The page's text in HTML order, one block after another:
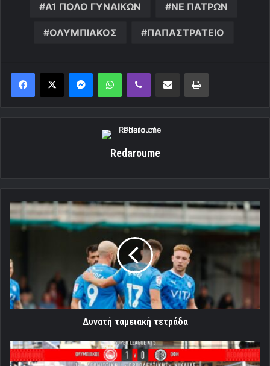
Α1 ΠΟΛΟ ΓΥΝΑΙΚΩΝ ΝΕ ΠΑΤΡΩΝ
ΟΛΥΜΠΙΑΚΟΣ ΠΑΠΑΣΤΡΑΤΕΙΟ
MessengerWhatsAppViber Κοινοποίηση μέσω ηλεκτρονικού ταχυδρομείουΕκτύπωση
Redaroume
Δυνατή
ταμειακή
τετράδα
Δυνατή ταμειακή τετράδα
Σταθερά
πρώτοι